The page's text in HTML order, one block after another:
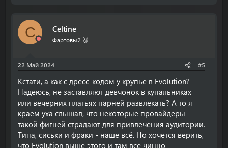
C Celtine
Фартовый 🥈
22 Май 2024 #5
Кстати, а как с дресс-кодом у крупье в Evolution?
Надеюсь, не заставляют девчонок в купальниках
или вечерних платьях парней развлекать? А то я
краем уха слышал, что некоторые провайдеры
такой фигней страдают для привлечения аудитории.
Типа, сиськи и фраки - наше всё. Но хочется верить,
что Evolution выше этого и там все чинно-